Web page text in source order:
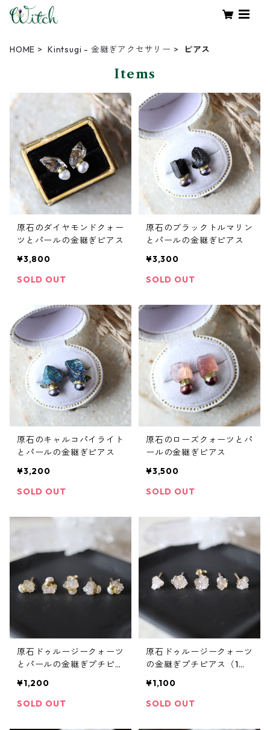
HOME Kintsugi - 金継ぎアクセサリー ピアス
Items
原石のダイヤモンドクォー
ツとパールの金継ぎピアス
¥3,800
SOLD OUT
原石のブラックトルマリン
とパールの金継ぎピアス
¥3,300
SOLD OUT
原石のキャルコパイライト
とパールの金継ぎピアス
¥3,200
SOLD OUT
原石のローズクォーツとパ
ールの金継ぎピアス
¥3,500
SOLD OUT
原石ドゥルージークォーツ
とパールの金継ぎプチピア
¥1,200
SOLD OUT
原石ドゥルージークォーツ
の金継ぎプチピアス（1個/
¥1,100
SOLD OUT